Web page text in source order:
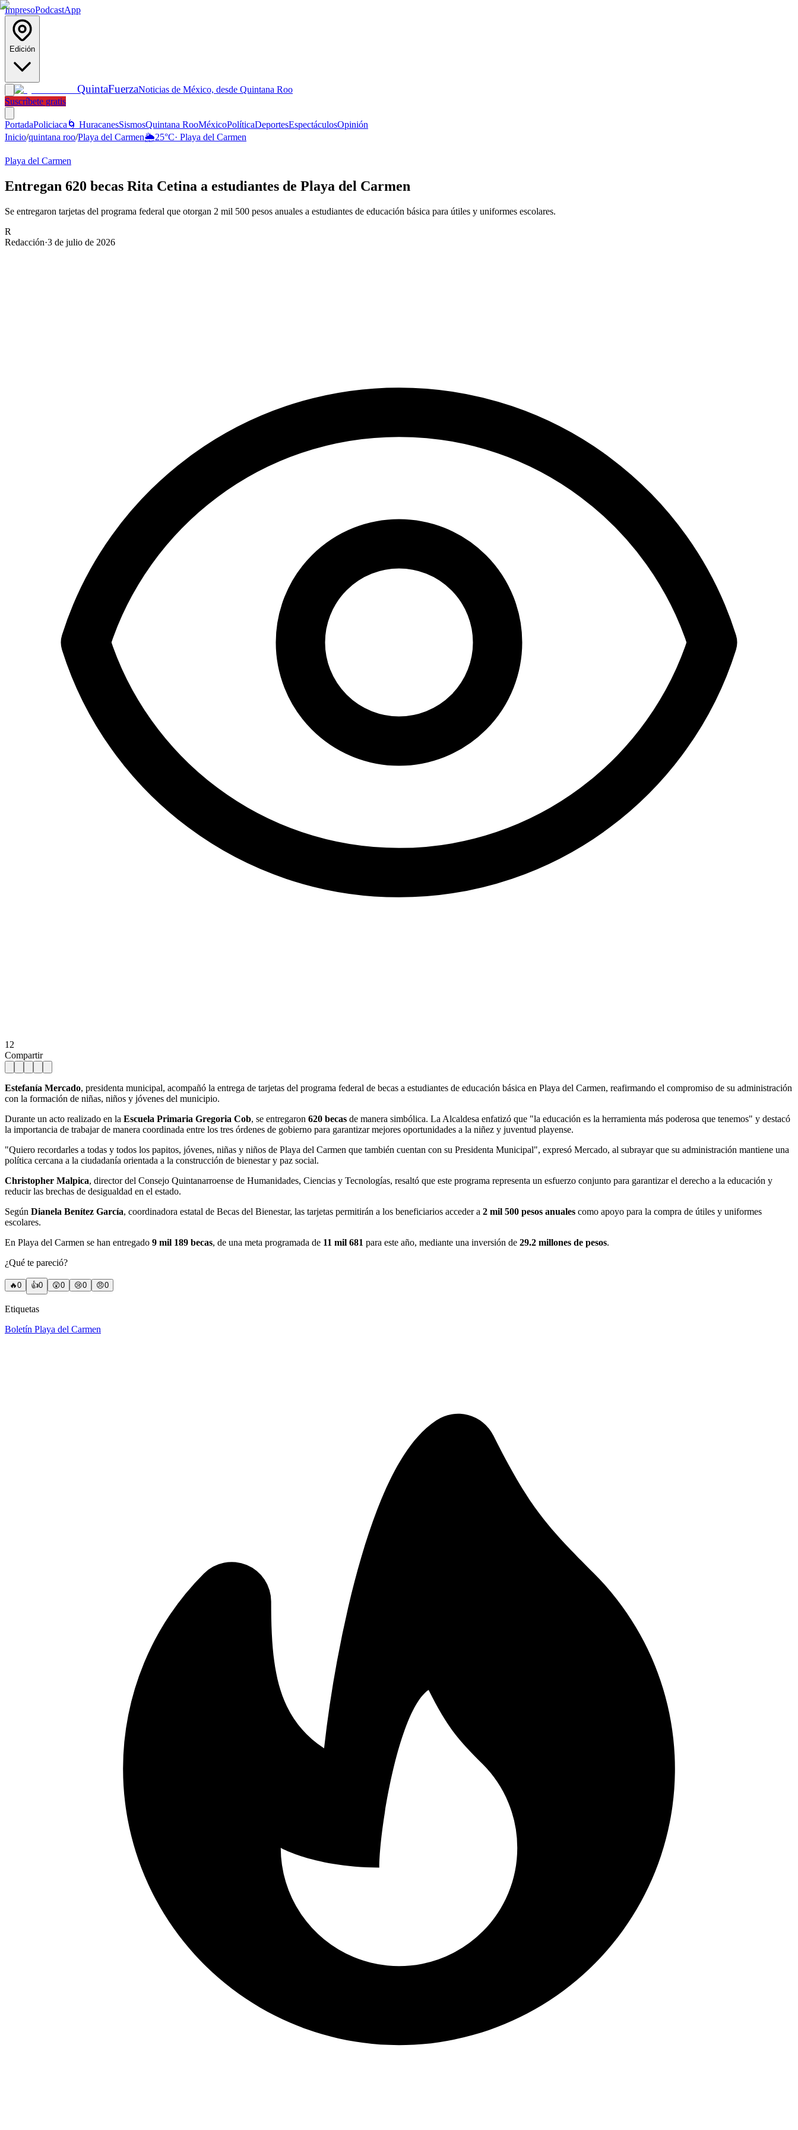
ImpresoPodcastApp
Edición
QuintaFuerzaNoticias de México, desde Quintana Roo
Suscríbete gratis
PortadaPoliciaca 🌀 HuracanesSismosQuintana RooMéxicoPolíticaDeportesEspectáculosOpinión
Inicio/quintana roo/Playa del Carmen🌦️25°C· Playa del Carmen
Playa del Carmen
Entregan 620 becas Rita Cetina a estudiantes de Playa del Carmen
Se entregaron tarjetas del programa federal que otorgan 2 mil 500 pesos anuales a estudiantes de educación básica para útiles y uniformes escolares.
R
Redacción·3 de julio de 2026
12
Compartir
Estefanía Mercado, presidenta municipal, acompañó la entrega de tarjetas del programa federal de becas a estudiantes de educación básica en Playa del Carmen, reafirmando el compromiso de su administración
con la formación de niñas, niños y jóvenes del municipio.
Durante un acto realizado en la Escuela Primaria Gregoria Cob, se entregaron 620 becas de manera simbólica. La Alcaldesa enfatizó que "la educación es la herramienta más poderosa que tenemos" y destacó
la importancia de trabajar de manera coordinada entre los tres órdenes de gobierno para garantizar mejores oportunidades a la niñez y juventud playense.
"Quiero recordarles a todas y todos los papitos, jóvenes, niñas y niños de Playa del Carmen que también cuentan con su Presidenta Municipal", expresó Mercado, al subrayar que su administración mantiene una
política cercana a la ciudadanía orientada a la construcción de bienestar y paz social.
Christopher Malpica, director del Consejo Quintanarroense de Humanidades, Ciencias y Tecnologías, resaltó que este programa representa un esfuerzo conjunto para garantizar el derecho a la educación y
reducir las brechas de desigualdad en el estado.
Según Dianela Benítez García, coordinadora estatal de Becas del Bienestar, las tarjetas permitirán a los beneficiarios acceder a 2 mil 500 pesos anuales como apoyo para la compra de útiles y uniformes
escolares.
En Playa del Carmen se han entregado 9 mil 189 becas, de una meta programada de 11 mil 681 para este año, mediante una inversión de 29.2 millones de pesos.
¿Qué te pareció?
🔥0 👍0 😲0 😢0 😠0
Etiquetas
Boletín Playa del Carmen